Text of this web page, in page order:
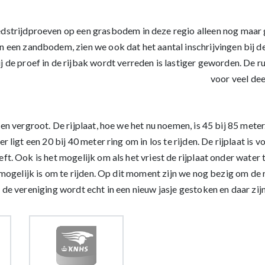
op een grasbodem in deze regio alleen nog
een zandbodem, zien we ook dat het aantal inschrijvingen bij
proef in de rijbak wordt verreden is lastiger geworden. De
voor veel
vergroot. De rijplaat, hoe we het nu noemen, is 45 bij 85
ligt een 20 bij 40 meter ring om in los te rijden. De rijplaat is
Ook is het mogelijk om als het vriest de rijplaat onder water
is om te rijden. Op dit moment zijn we nog bezig om de
vereniging wordt echt in een nieuw jasje gestoken en daar